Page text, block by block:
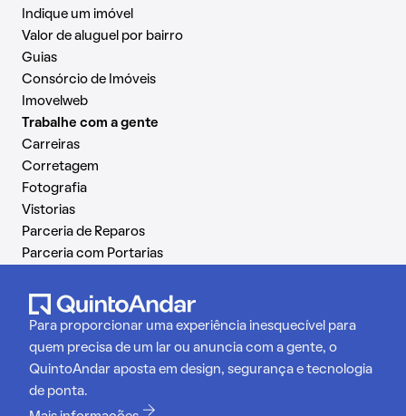
Indique um imóvel
Valor de aluguel por bairro
Guias
Consórcio de Imóveis
Imovelweb
Trabalhe com a gente
Carreiras
Corretagem
Fotografia
Vistorias
Parceria de Reparos
Parceria com Portarias
Para proporcionar uma experiência inesquecível para
quem precisa de um lar ou anuncia com a gente, o
QuintoAndar aposta em design, segurança e tecnologia
de ponta.